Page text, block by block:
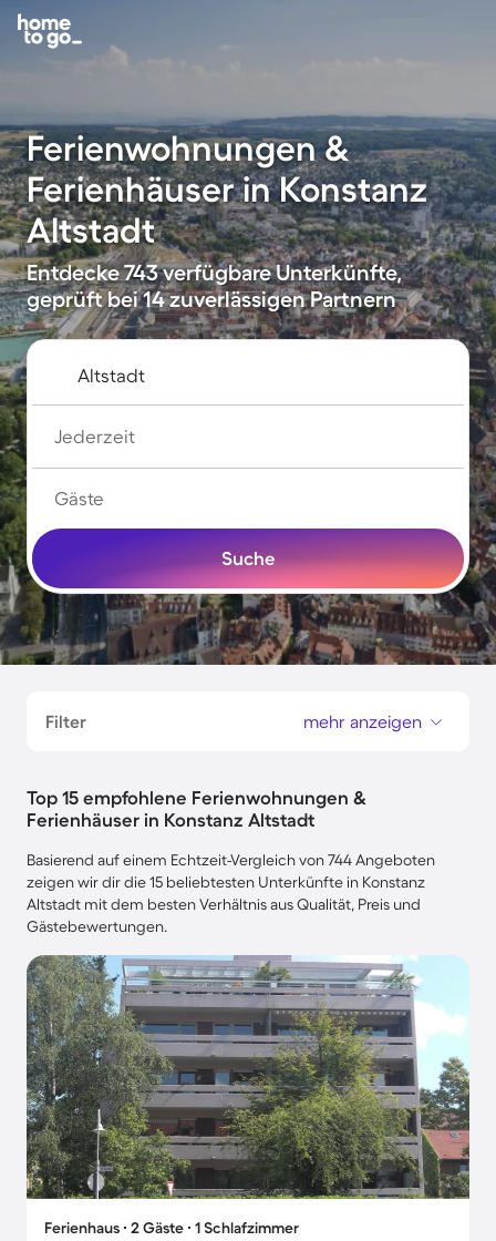
Ferienwohnungen &
Ferienhäuser in Konstanz
Altstadt
Entdecke 743 verfügbare Unterkünfte,
geprüft bei 14 zuverlässigen Partnern
Jederzeit
Gäste
Suche
Filter mehr anzeigen
Top 15 empfohlene Ferienwohnungen &
Ferienhäuser in Konstanz Altstadt
Basierend auf einem Echtzeit-Vergleich von 744 Angeboten
zeigen wir dir die 15 beliebtesten Unterkünfte in Konstanz
Altstadt mit dem besten Verhältnis aus Qualität, Preis und
Gästebewertungen.
Ferienhaus ∙ 2 Gäste ∙ 1 Schlafzimmer